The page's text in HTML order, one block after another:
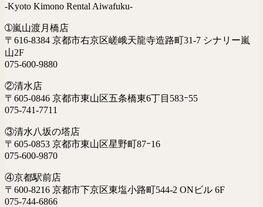
-Kyoto Kimono Rental Aiwafuku-
➀嵐山渡月橋店
〒616-8384 京都市右京区嵯峨天龍寺造路町31-7 シナリー嵐
山2F
075-600-9880
②清水店
〒605-0846 京都市東山区五条橋東6丁目583ｰ55
075-741-7711
③清水八坂の塔店
〒605-0853 京都市東山区星野町87ｰ16
075-600-9870
④京都駅前店
〒600-8216 京都市下京区東塩小路町544-2 ONビル 6F
075-744-6866